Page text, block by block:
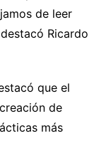
de leer
Ricardo
que el
de
más